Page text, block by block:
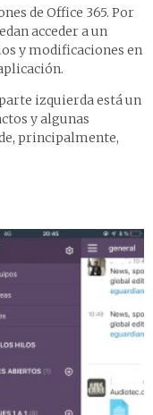
de Office 365. Por
acceder a un
y modificaciones en
izquierda está un
y algunas
principalmente,